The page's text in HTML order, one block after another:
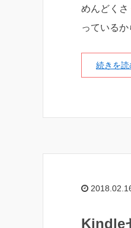
めんどく
っている
続きを読
Kindle